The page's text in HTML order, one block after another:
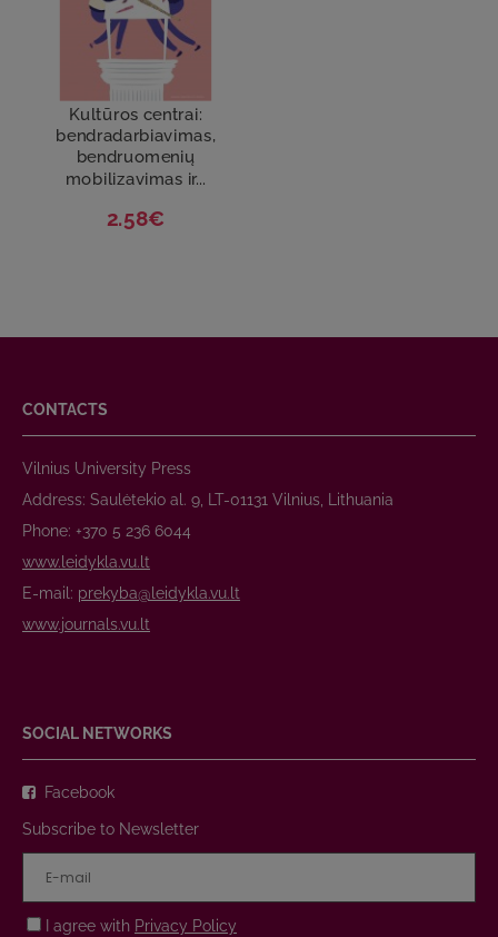
Kultūros centrai:
bendradarbiavimas,
bendruomenių
mobilizavimas ir...
2.58€
CONTACTS
Vilnius University Press
Address: Saulėtekio al. 9, LT-01131 Vilnius, Lithuania
Phone: +370 5 236 6044
www.leidykla.vu.lt
E-mail: prekyba@leidykla.vu.lt
www.journals.vu.lt
SOCIAL NETWORKS
Facebook
Subscribe to Newsletter
I agree with Privacy Policy